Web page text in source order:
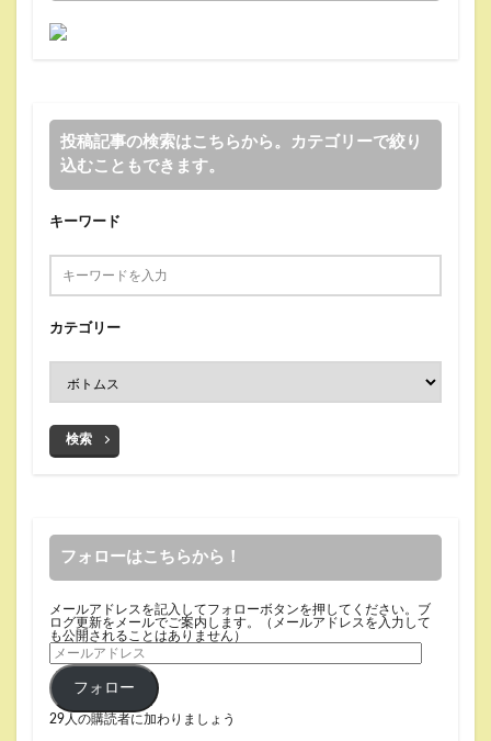
投稿記事の検索はこちらから。カテゴリーで絞り
込むこともできます。
キーワード
カテゴリー
検索
フォローはこちらから！
メールアドレスを記入してフォローボタンを押してください。ブ
ログ更新をメールでご案内します。（メールアドレスを入力して
も公開されることはありません）
フォロー
29人の購読者に加わりましょう